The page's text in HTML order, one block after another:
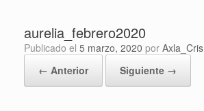
aurelia_febrero2020
Publicado el 5 marzo, 2020 por Axla_Cris
← Anterior
Siguiente →